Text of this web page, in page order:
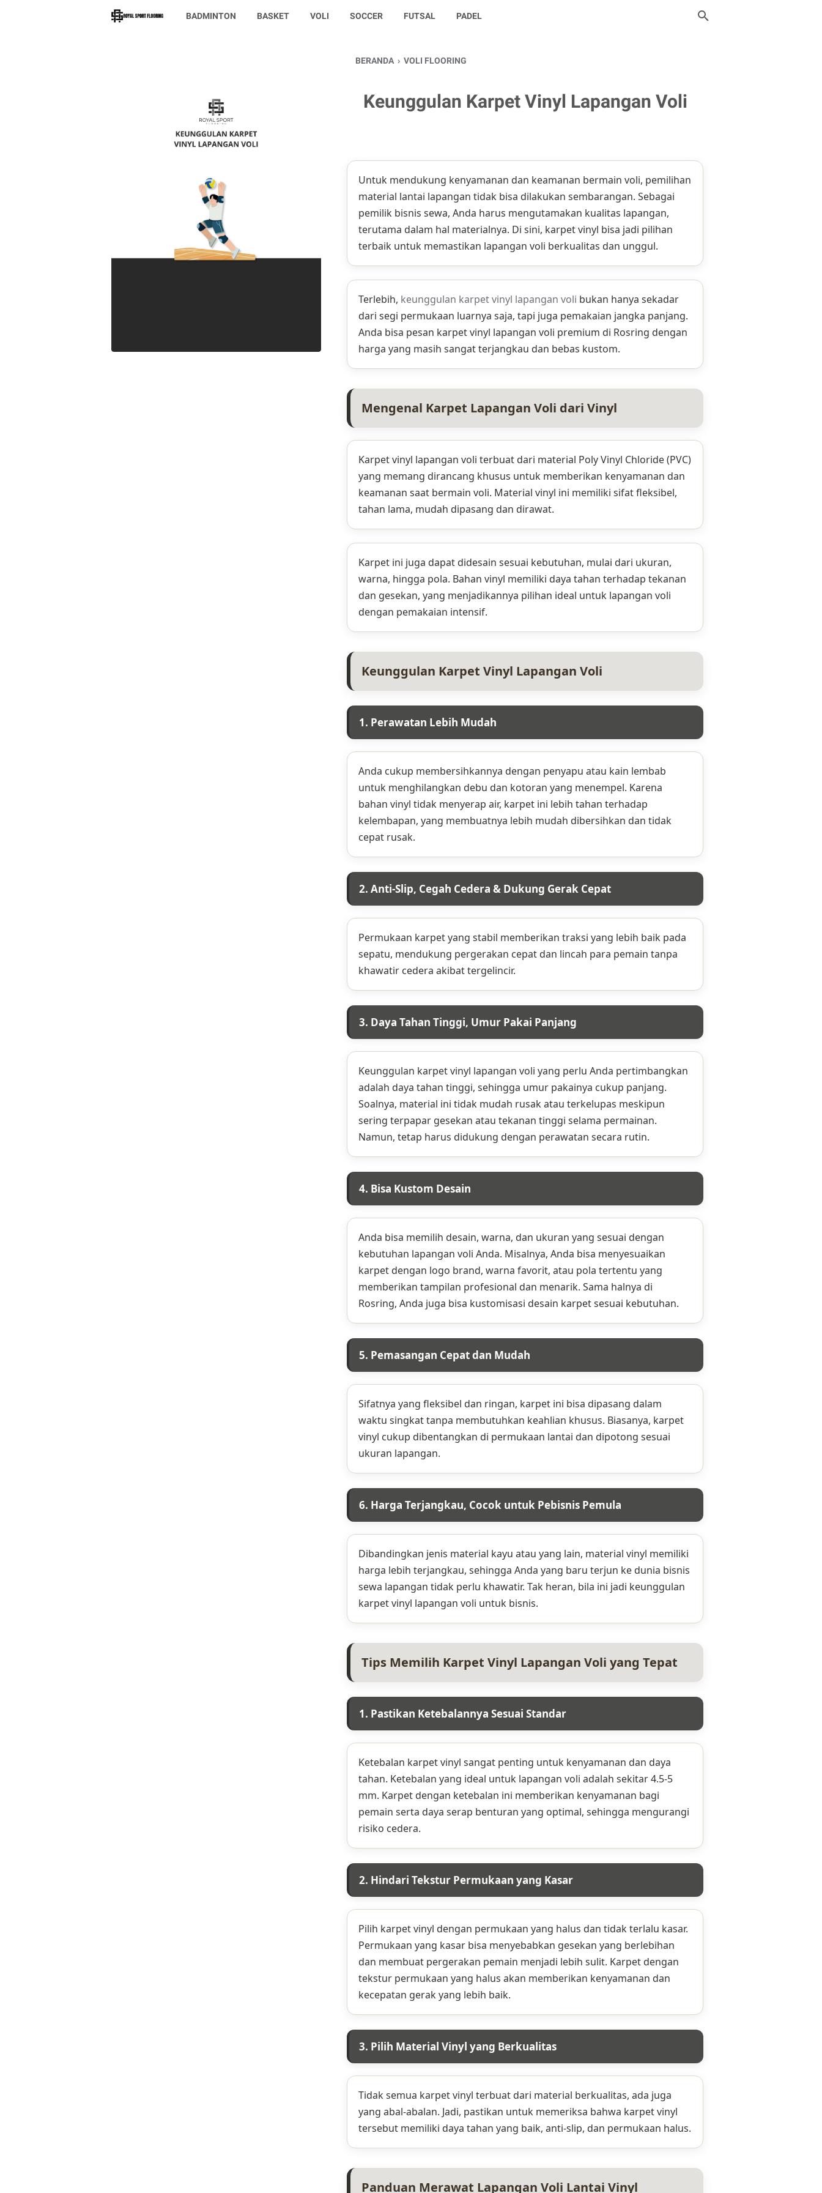
BADMINTON BASKET VOLI SOCCER FUTSAL PADEL
BERANDA › VOLI FLOORING
Keunggulan Karpet Vinyl Lapangan Voli
Untuk mendukung kenyamanan dan keamanan bermain voli, pemilihan
material lantai lapangan tidak bisa dilakukan sembarangan. Sebagai
pemilik bisnis sewa, Anda harus mengutamakan kualitas lapangan,
terutama dalam hal materialnya. Di sini, karpet vinyl bisa jadi pilihan
terbaik untuk memastikan lapangan voli berkualitas dan unggul.
Terlebih, keunggulan karpet vinyl lapangan voli bukan hanya sekadar
dari segi permukaan luarnya saja, tapi juga pemakaian jangka panjang.
Anda bisa pesan karpet vinyl lapangan voli premium di Rosring dengan
harga yang masih sangat terjangkau dan bebas kustom.
Mengenal Karpet Lapangan Voli dari Vinyl
Karpet vinyl lapangan voli terbuat dari material Poly Vinyl Chloride (PVC)
yang memang dirancang khusus untuk memberikan kenyamanan dan
keamanan saat bermain voli. Material vinyl ini memiliki sifat fleksibel,
tahan lama, mudah dipasang dan dirawat.
Karpet ini juga dapat didesain sesuai kebutuhan, mulai dari ukuran,
warna, hingga pola. Bahan vinyl memiliki daya tahan terhadap tekanan
dan gesekan, yang menjadikannya pilihan ideal untuk lapangan voli
dengan pemakaian intensif.
Keunggulan Karpet Vinyl Lapangan Voli
1. Perawatan Lebih Mudah
Anda cukup membersihkannya dengan penyapu atau kain lembab
untuk menghilangkan debu dan kotoran yang menempel. Karena
bahan vinyl tidak menyerap air, karpet ini lebih tahan terhadap
kelembapan, yang membuatnya lebih mudah dibersihkan dan tidak
cepat rusak.
2. Anti-Slip, Cegah Cedera & Dukung Gerak Cepat
Permukaan karpet yang stabil memberikan traksi yang lebih baik pada
sepatu, mendukung pergerakan cepat dan lincah para pemain tanpa
khawatir cedera akibat tergelincir.
3. Daya Tahan Tinggi, Umur Pakai Panjang
Keunggulan karpet vinyl lapangan voli yang perlu Anda pertimbangkan
adalah daya tahan tinggi, sehingga umur pakainya cukup panjang.
Soalnya, material ini tidak mudah rusak atau terkelupas meskipun
sering terpapar gesekan atau tekanan tinggi selama permainan.
Namun, tetap harus didukung dengan perawatan secara rutin.
4. Bisa Kustom Desain
Anda bisa memilih desain, warna, dan ukuran yang sesuai dengan
kebutuhan lapangan voli Anda. Misalnya, Anda bisa menyesuaikan
karpet dengan logo brand, warna favorit, atau pola tertentu yang
memberikan tampilan profesional dan menarik. Sama halnya di
Rosring, Anda juga bisa kustomisasi desain karpet sesuai kebutuhan.
5. Pemasangan Cepat dan Mudah
Sifatnya yang fleksibel dan ringan, karpet ini bisa dipasang dalam
waktu singkat tanpa membutuhkan keahlian khusus. Biasanya, karpet
vinyl cukup dibentangkan di permukaan lantai dan dipotong sesuai
ukuran lapangan.
6. Harga Terjangkau, Cocok untuk Pebisnis Pemula
Dibandingkan jenis material kayu atau yang lain, material vinyl memiliki
harga lebih terjangkau, sehingga Anda yang baru terjun ke dunia bisnis
sewa lapangan tidak perlu khawatir. Tak heran, bila ini jadi keunggulan
karpet vinyl lapangan voli untuk bisnis.
Tips Memilih Karpet Vinyl Lapangan Voli yang Tepat
1. Pastikan Ketebalannya Sesuai Standar
Ketebalan karpet vinyl sangat penting untuk kenyamanan dan daya
tahan. Ketebalan yang ideal untuk lapangan voli adalah sekitar 4.5-5
mm. Karpet dengan ketebalan ini memberikan kenyamanan bagi
pemain serta daya serap benturan yang optimal, sehingga mengurangi
risiko cedera.
2. Hindari Tekstur Permukaan yang Kasar
Pilih karpet vinyl dengan permukaan yang halus dan tidak terlalu kasar.
Permukaan yang kasar bisa menyebabkan gesekan yang berlebihan
dan membuat pergerakan pemain menjadi lebih sulit. Karpet dengan
tekstur permukaan yang halus akan memberikan kenyamanan dan
kecepatan gerak yang lebih baik.
3. Pilih Material Vinyl yang Berkualitas
Tidak semua karpet vinyl terbuat dari material berkualitas, ada juga
yang abal-abalan. Jadi, pastikan untuk memeriksa bahwa karpet vinyl
tersebut memiliki daya tahan yang baik, anti-slip, dan permukaan halus.
Panduan Merawat Lapangan Voli Lantai Vinyl